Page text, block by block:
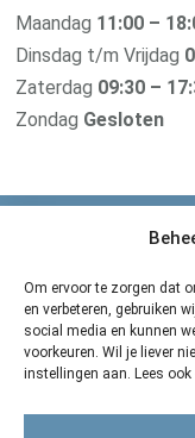
Om ervoor te zorgen dat
en verbeteren, gebruiken
social media en kunnen
voorkeuren. Wil je liever
instellingen aan. Lees ook
Maandag 11:00 –
Dinsdag t/m Vrijdag
Zaterdag 09:30 –
Zondag Gesloten
Van der
zusterbedrijf
Zij maken de beste
je geliefde dier.
kleine huisdieren.